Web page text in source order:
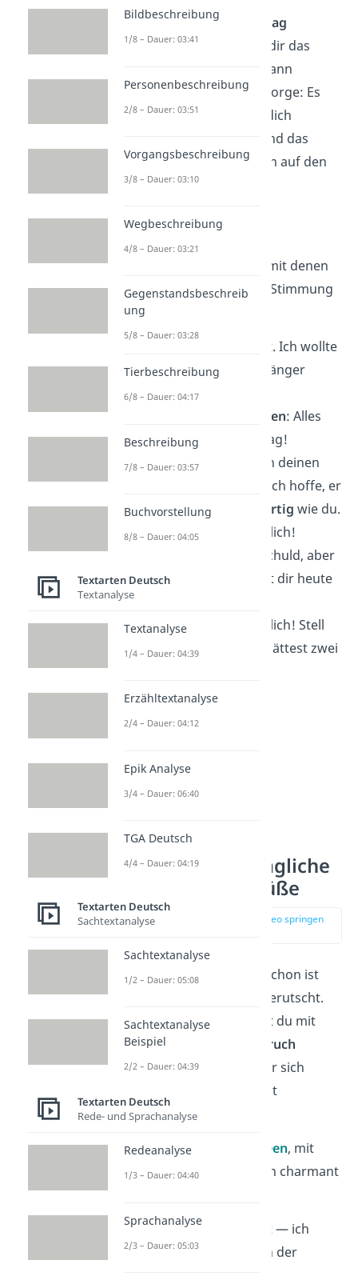
Du hast einenGeburtstag
vergessen und jetzt ist dir das
Ganze unangenehm? Kann
passieren! Aber keine Sorge: Es
gibt charmante
, dich
trotzdem zu melden. Und das
sogar mit einem Lächeln auf den
Lippen.
Hier sind unsere
nachträglichen
, mit denen
du direkt die passende Stimmung
triffst:
Ich bin nicht zu spät. Ich wollte
nur, dass die
länger
dauert. Alles Gute!
Herzen: Alles
Gute zum Geburtstag!
Tut mir leid, dass ich deinen
Tag verpasst habe. Ich hoffe, er
war genauso
großartig wie du.
Alles Gute nachträglich!
ist schuld, aber
mein Herz gratuliert dir heute
Alles Gute nachträglich! Stell
dir einfach vor, du hättest zwei
Lustige nachträgliche
Geburtstagsgrüße
zur Stelle im Video springen
Ein kleiner Patzer und schon ist
der Geburtstag durchgerutscht.
Aber genau jetzt kannst du mit
einem
Spruch
punkten. Denn wer über sich
selbst lachen kann, zeigt
Charakter.
Hier sind10 witzige Ideen, mit
denen du dein Versehen charmant
Ich bin nicht zu spät — ich
gratuliere einfach in der
Bildbeschreibung
1/8 – Dauer: 03:41
Personenbeschreibung
2/8 – Dauer: 03:51
Vorgangsbeschreibung
3/8 – Dauer: 03:10
Wegbeschreibung
4/8 – Dauer: 03:21
Gegenstandsbeschreib
ung
5/8 – Dauer: 03:28
Tierbeschreibung
6/8 – Dauer: 04:17
Beschreibung
7/8 – Dauer: 03:57
Buchvorstellung
8/8 – Dauer: 04:05
Textarten Deutsch
Textanalyse
Textanalyse
1/4 – Dauer: 04:39
Erzähltextanalyse
2/4 – Dauer: 04:12
Epik Analyse
3/4 – Dauer: 06:40
TGA Deutsch
4/4 – Dauer: 04:19
Textarten Deutsch
Sachtextanalyse
Sachtextanalyse
1/2 – Dauer: 05:08
Sachtextanalyse
Beispiel
2/2 – Dauer: 04:39
Textarten Deutsch
Rede- und Sprachanalyse
Redeanalyse
1/3 – Dauer: 04:40
Sprachanalyse
2/3 – Dauer: 05:03